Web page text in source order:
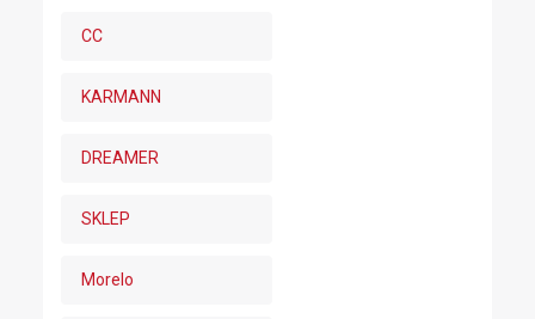
CC
KARMANN
DREAMER
SKLEP
Morelo